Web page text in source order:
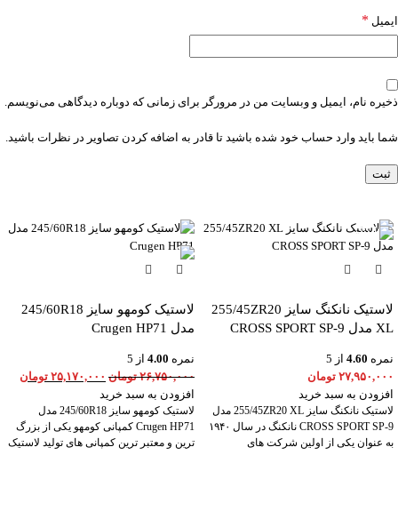
ایمیل *
ذخیره نام، ایمیل و وبسایت من در مرورگر برای زمانی که دوباره دیدگاهی می‌نویسم.
شما باید وارد حساب خود شده باشید تا قادر به اضافه کردن تصاویر در نظرات باشید.
لاستیک نانکنگ سایز 255/45ZR20
XL مدل CROSS SPORT SP-9
نمره 4.60 از 5
۲۷,۹۵۰,۰۰۰ تومان
افزودن به سبد خرید
لاستیک نانکنگ سایز 255/45ZR20 XL مدل
CROSS SPORT SP-9 نانکنگ در سال ۱۹۴۰
به عنوان یکی از اولین شرکت های
-6%
لاستیک کومهو سایز 245/60R18
مدل Crugen HP71
نمره 4.00 از 5
۲۶,۷۵۰,۰۰۰ تومان ۲۵,۱۷۰,۰۰۰ تومان
افزودن به سبد خرید
لاستیک کومهو سایز 245/60R18 مدل
Crugen HP71 کمپانی کومهو یکی از بزرگ
ترین و معتبر ترین کمپانی های تولید لاستیک